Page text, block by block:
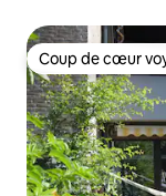
Coup de cœur
Coup de cœur